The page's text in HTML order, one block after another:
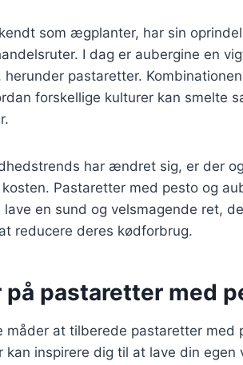
som ægplanter, har sin
I dag er aubergine en
herunder pastaretter.
forskellige kulturer kan smelte
har ændret sig, er der
Pastaretter med pesto og
lave en sund og velsmagende ret,
reducere deres kødforbrug.
pastaretter med
måder at tilberede pastaretter med
kan inspirere dig til at lave din egen